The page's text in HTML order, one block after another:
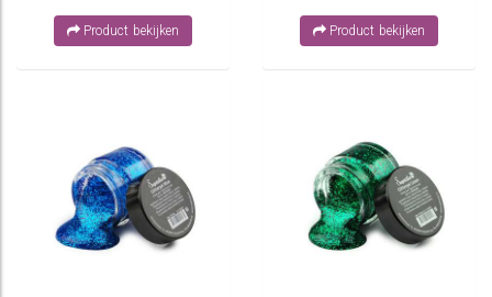
Product bekijken Product bekijken